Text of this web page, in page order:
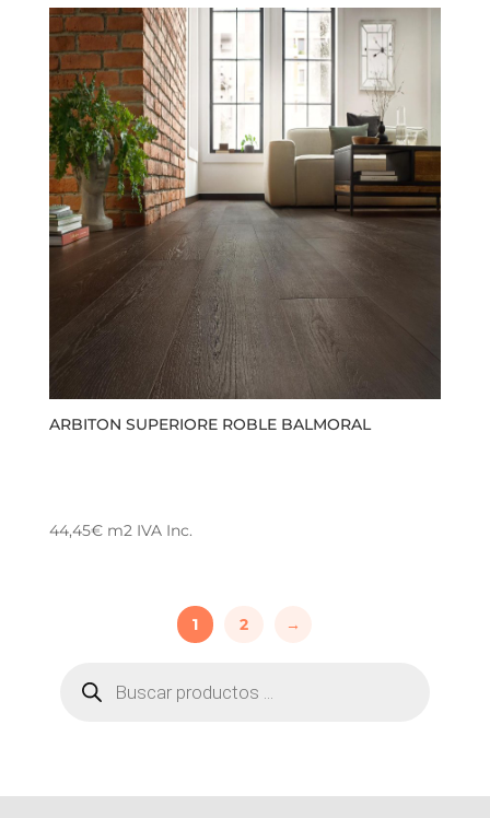
ARBITON SUPERIORE ROBLE BALMORAL
44,45€m2 IVA Inc.
1 2 →
PRODUCTOS